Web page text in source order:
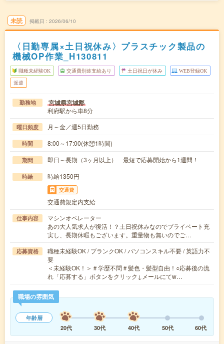
未読 掲載日 2026/06/10
〈日勤専属×土日祝休み〉プラスチック製品の
機械OP作業_H130811
職種未経験OK 交通費別途支給あり 土日祝日が休み WEB登録OK
派遣
勤務地 宮城県宮城郡
利府駅から車8分
曜日頻度 月～金／週5日勤務
時間 8:00～17:00(休憩1時間)
期間 即日～長期（3ヶ月以上） 最短で応募開始から1週間！
時給 時給1350円
交通費
交通費規定内支給
仕事内容
マシンオペレーター
あの大人気求人が復活！？土日祝休みなのでプライベート充
実し、長期休暇もございます。重量物も無いのでご…
応募資格
職種未経験OK / ブランクOK / パソコンスキル不要 / 英語力不
要
＜未経験OK！＞＃学歴不問＃髪色・髪型自由！○応募後の流
れ「応募する」ボタンをクリック↓メールにてw…
職場の雰囲気
年齢層
20代
30代 40代 50代 60代